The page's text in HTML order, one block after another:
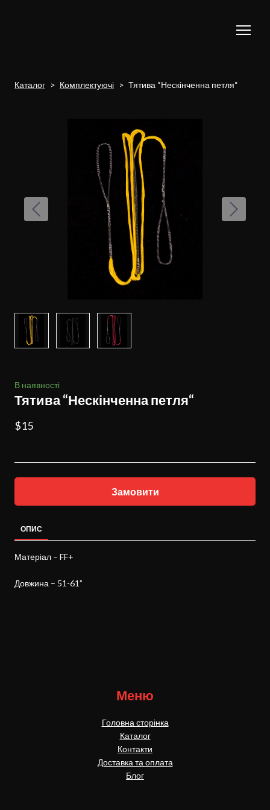
Каталог Комплектуючі Тятива “Нескінченна петля“
В наявності
Тятива “Нескінченна петля“
$15
Замовити
ОПИС
Матеріал – FF+
Довжина – 51-61”
Меню
Головна сторінка
Каталог
Контакти
Доставка та оплата
Блог